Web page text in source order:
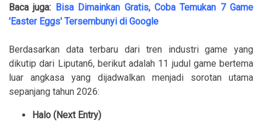
Baca juga: Bisa Dimainkan Gratis, Coba Temukan 7 Game
'Easter Eggs' Tersembunyi di Google
Berdasarkan data terbaru dari tren industri game yang
dikutip dari Liputan6, berikut adalah 11 judul game bertema
luar angkasa yang dijadwalkan menjadi sorotan utama
sepanjang tahun 2026:
Halo (Next Entry)